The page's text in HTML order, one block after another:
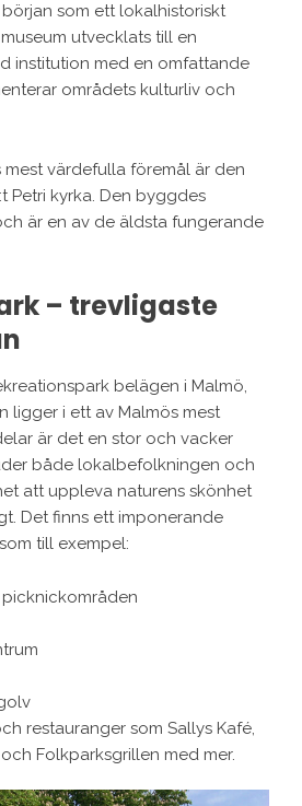
som ett lokalhistoriskt
utvecklats till en
institution med en omfattande
områdets kulturliv och
mest värdefulla föremål är den
Petri kyrka. Den byggdes
är en av de äldsta fungerande
– trevligaste
belägen i Malmö,
ligger i ett av Malmös mest
är det en stor och vacker
både lokalbefolkningen och
att uppleva naturens skönhet
Det finns ett imponerande
till exempel:
restauranger som Sallys Kafé,
Folkparksgrillen med mer.